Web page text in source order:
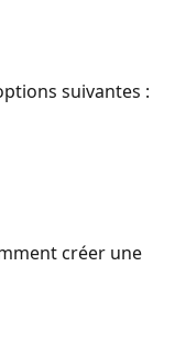
suivantes :
créer une